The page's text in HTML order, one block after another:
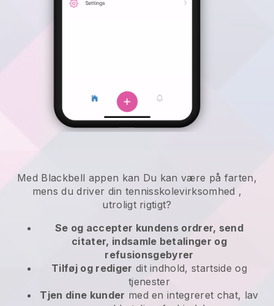
Med Blackbell appen kan Du kan være på farten,
mens du driver din tennisskolevirksomhed ,
utroligt rigtigt?
Se og accepter kundens ordrer, send
citater, indsamle betalinger og
refusionsgebyrer
Tilføj og rediger dit indhold, startside og
tjenester
Tjen dine kunder med en integreret chat, lav